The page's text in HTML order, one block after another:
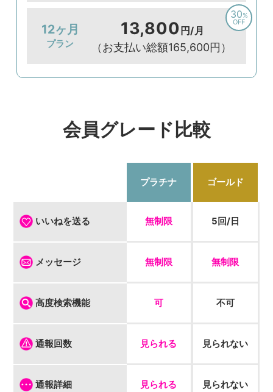
12ヶ月
プラン
13,800 円/月
（お支払い総額165,600円）
30%
OFF
会員グレード比較
プラチナ ゴールド
いいねを送る 無制限 5回/日
メッセージ 無制限 無制限
高度検索機能 可 不可
通報回数 見られる 見られない
通報詳細 見られる 見られない